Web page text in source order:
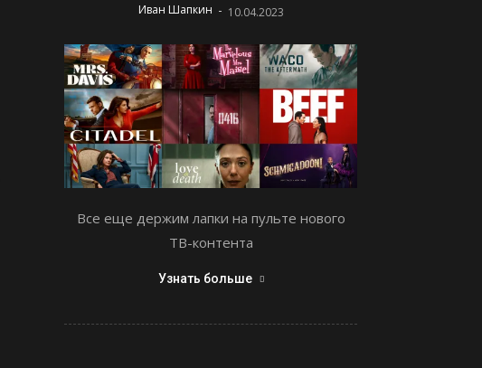
Иван Шапкин - 10.04.2023
Все еще держим лапки на пульте нового
ТВ-контента
Узнать больше